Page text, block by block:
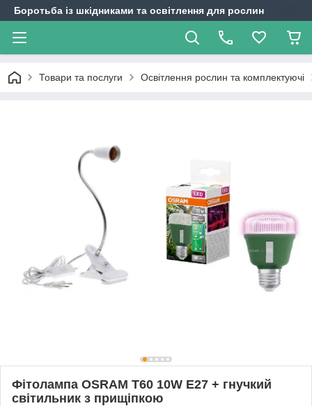
Боротьба із шкідниками та освітлення для рослин
Товари та послуги Освітлення рослин та комплектуючі
Фітолампа OSRAM T60 10W E27 + гнучкий
світильник з прищіпкою